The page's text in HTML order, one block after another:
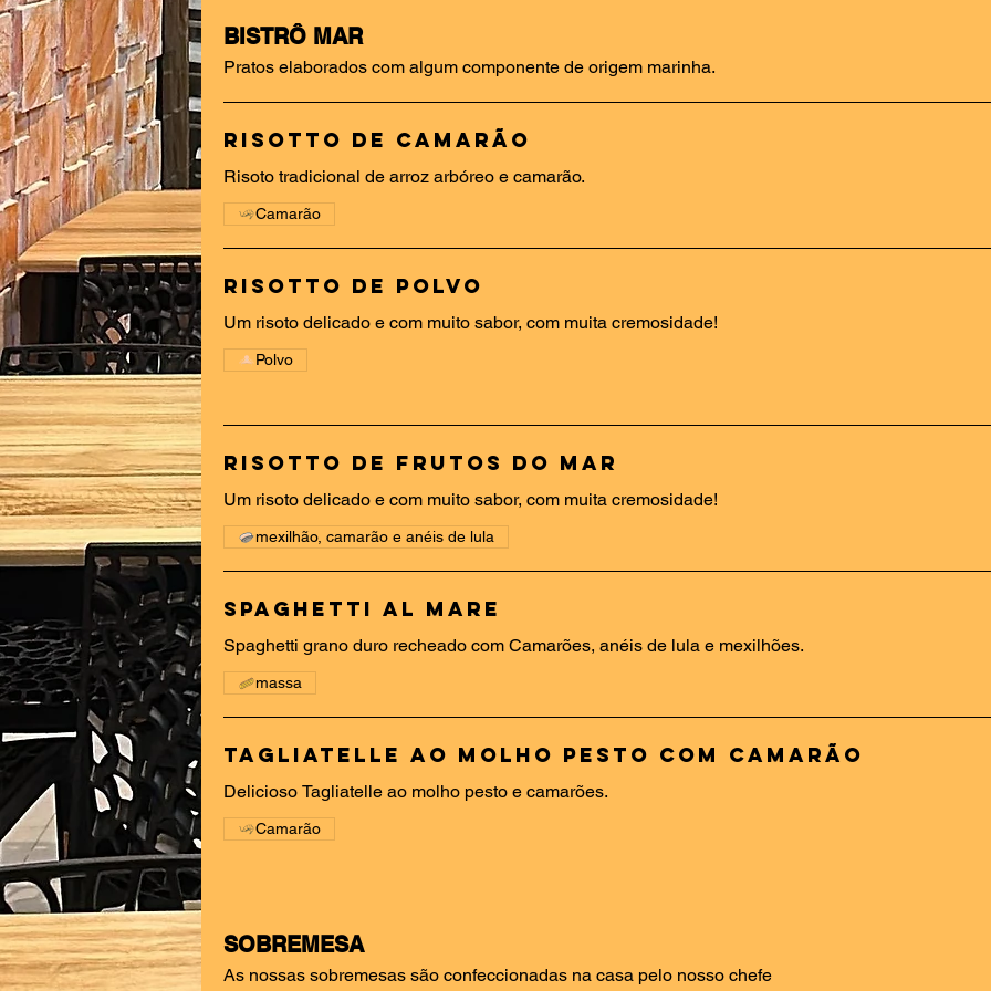
BISTRÔ MAR
Pratos elaborados com algum componente de origem marinha.
Risotto de Camarão
Risoto tradicional de arroz arbóreo e camarão.
Camarão
Risotto de Polvo
Um risoto delicado e com muito sabor, com muita cremosidade!
Polvo
Risotto de Frutos do Mar
Um risoto delicado e com muito sabor, com muita cremosidade!
mexilhão, camarão e anéis de lula
Spaghetti al Mare
Spaghetti grano duro recheado com Camarões, anéis de lula e mexilhões.
massa
Tagliatelle ao Molho Pesto com Camarão
Delicioso Tagliatelle ao molho pesto e camarões.
Camarão
SOBREMESA
As nossas sobremesas são confeccionadas na casa pelo nosso chefe